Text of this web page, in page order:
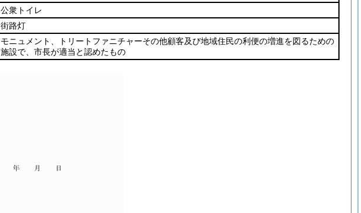
公衆トイレ
街路灯
モニュメント、トリートファニチャーその他顧客及び地域住民の利便の増進を図るための
施設で、市長が適当と認めたもの